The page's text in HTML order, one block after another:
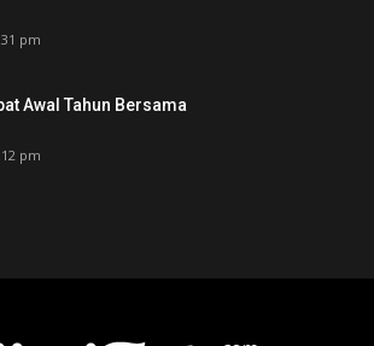
pm
Awal Tahun Bersama
pm